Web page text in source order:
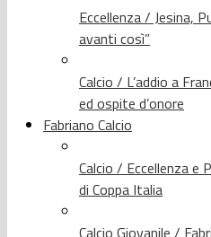
Eccellenza / Jesina,
avanti così”
Calcio / L’addio a
ed ospite d’onore
Fabriano Calcio
Calcio / Eccellenza e
di Coppa Italia
Calcio Giovanile /